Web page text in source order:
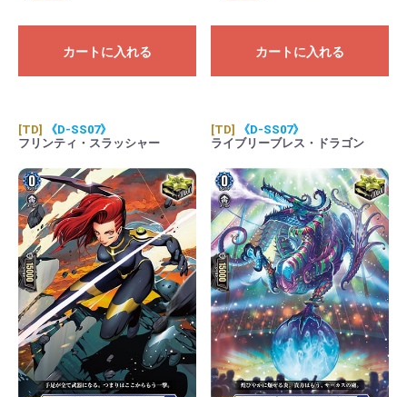
カートに入れる カートに入れる
[TD]
《D-SS07》
フリンティ・スラッシャー
[TD]
《D-SS07》
ライブリーブレス・ドラゴン